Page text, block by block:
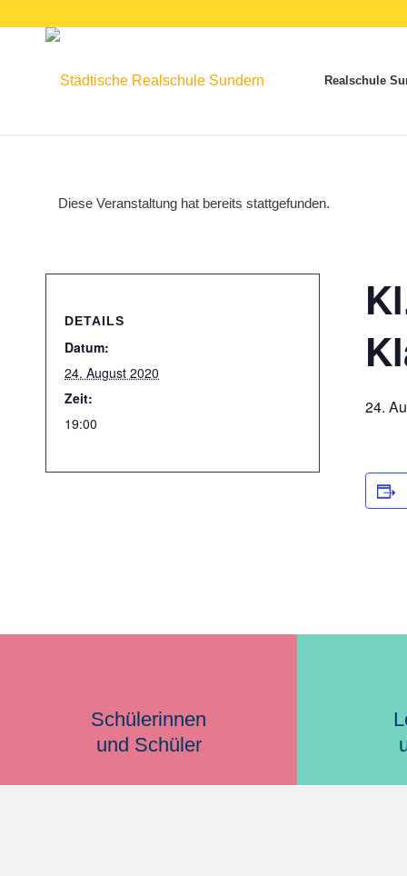
Realschule
Diese Veranstaltung hat bereits stattgefunden.
24.
DETAILS
Datum:
24. August 2020
Zeit:
19:00
Schülerinnen
und Schüler